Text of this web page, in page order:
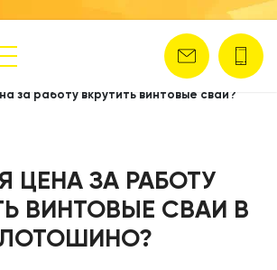
за работу вкрутить винтовые сваи?
ЦЕНА ЗА РАБОТУ
ВИНТОВЫЕ СВАИ В